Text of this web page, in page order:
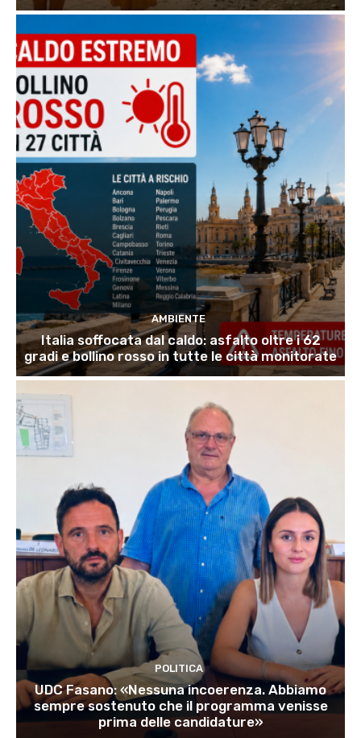
AMBIENTE
Italia soffocata dal caldo: asfalto oltre i 62
gradi e bollino rosso in tutte le città monitorate
POLITICA
UDC Fasano: «Nessuna incoerenza. Abbiamo
sempre sostenuto che il programma venisse
prima delle candidature»